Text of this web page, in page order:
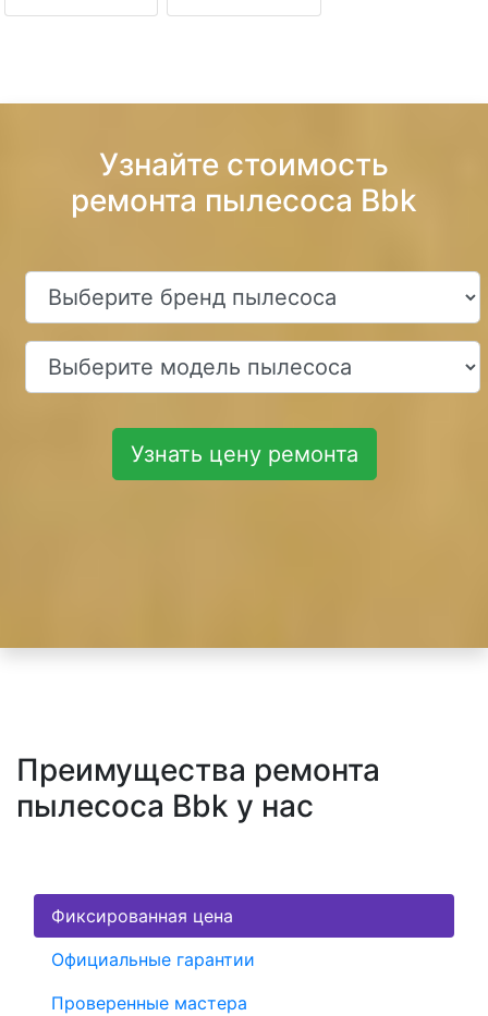
Узнайте стоимость
ремонта пылесоса Bbk
Узнать цену ремонта
Преимущества ремонта
пылесоса Bbk у нас
Фиксированная цена
Официальные гарантии
Проверенные мастера